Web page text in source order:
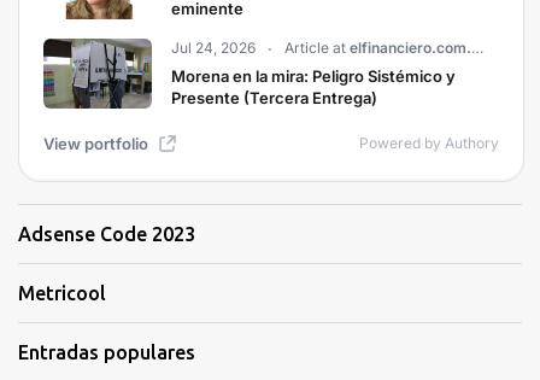
Adsense Code 2023
Metricool
Entradas populares